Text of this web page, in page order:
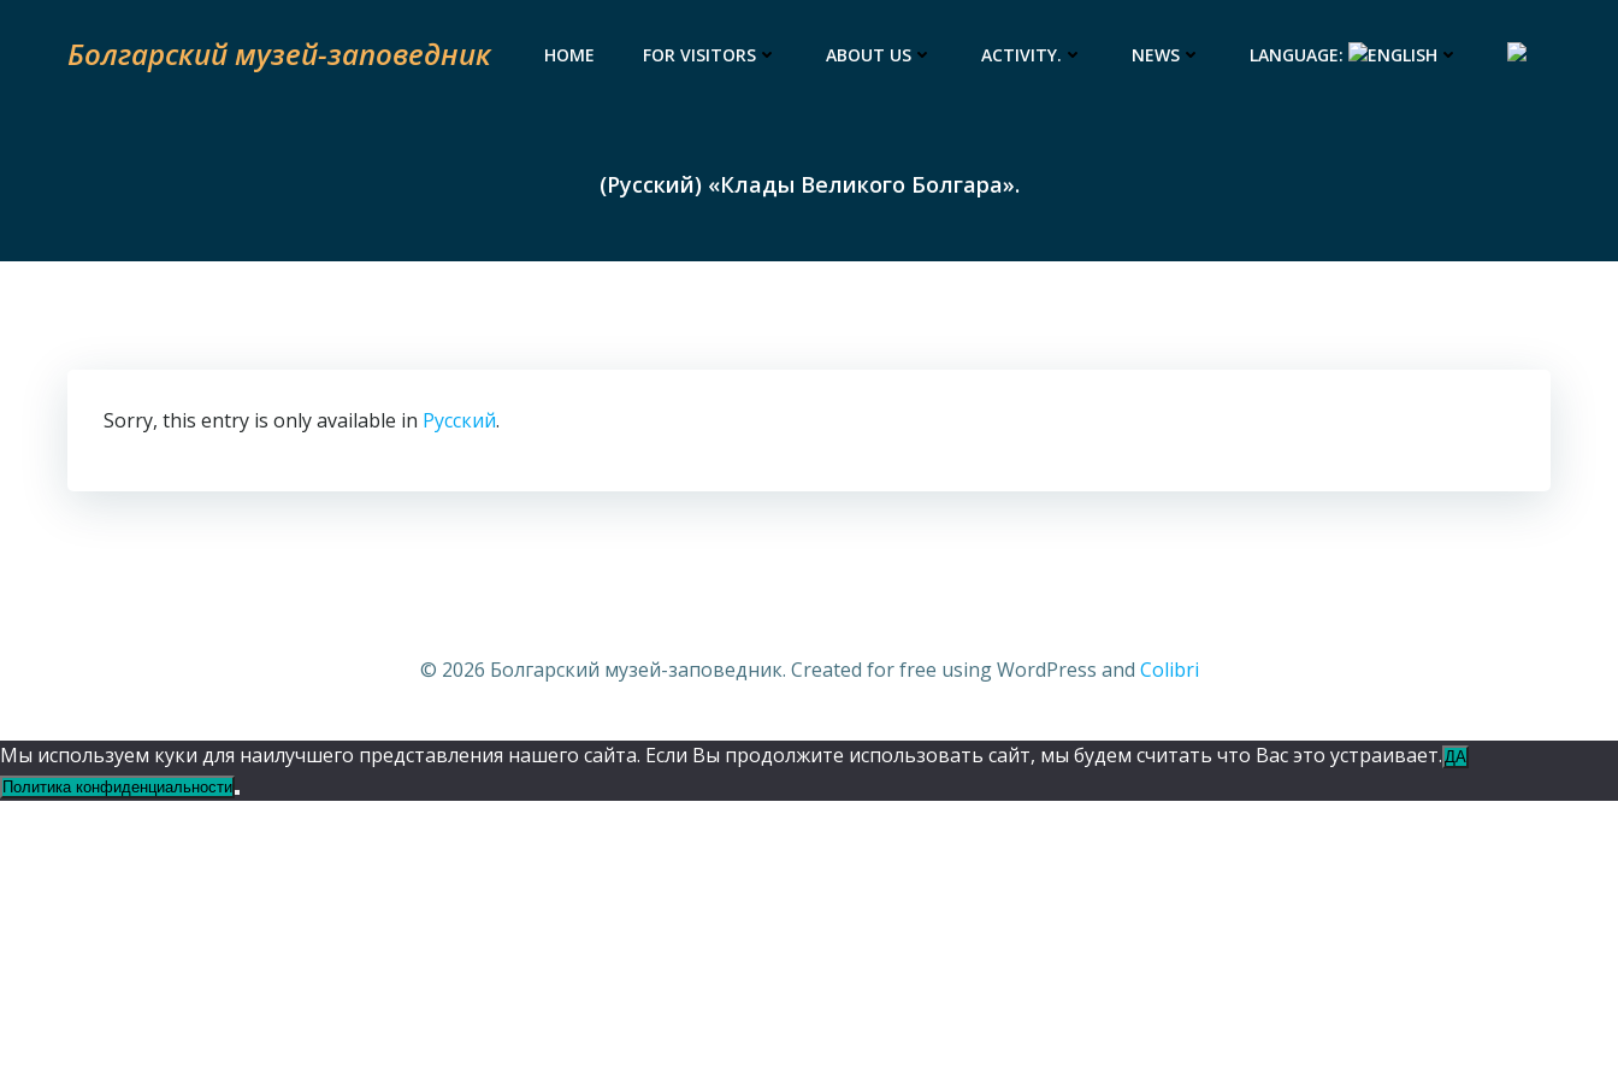
Болгарский музей-заповедник HOME FOR VISITORS ABOUT US ACTIVITY. NEWS LANGUAGE:
(Русский) «Клады Великого Болгара».
Sorry, this entry is only available in Русский.
© 2026 Болгарский музей-заповедник. Created for free using WordPress and Colibri
Мы используем куки для наилучшего представления нашего сайта. Если Вы продолжите использовать сайт, мы будем считать что Вас это устраивает. ДА
Политика конфиденциальности